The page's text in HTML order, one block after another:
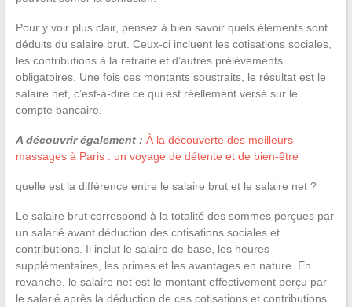
Pour y voir plus clair, pensez à bien savoir quels éléments sont
déduits du salaire brut. Ceux-ci incluent les cotisations sociales,
les contributions à la retraite et d’autres prélèvements
obligatoires. Une fois ces montants soustraits, le résultat est le
salaire net, c’est-à-dire ce qui est réellement versé sur le
compte bancaire.
A découvrir également : À la découverte des meilleurs
massages à Paris : un voyage de détente et de bien-être
quelle est la différence entre le salaire brut et le salaire net ?
Le salaire brut correspond à la totalité des sommes perçues par
un salarié avant déduction des cotisations sociales et
contributions. Il inclut le salaire de base, les heures
supplémentaires, les primes et les avantages en nature. En
revanche, le salaire net est le montant effectivement perçu par
le salarié après la déduction de ces cotisations et contributions